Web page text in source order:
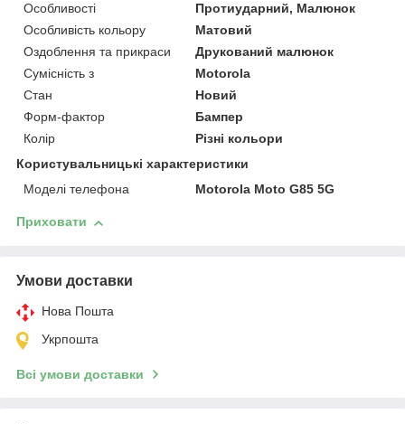
Особливості
Протиударний, Малюнок
Особливість кольору
Матовий
Оздоблення та прикраси
Друкований малюнок
Сумісність з
Motorola
Стан
Новий
Форм-фактор
Бампер
Колір
Різні кольори
Користувальницькі характеристики
Моделі телефона
Motorola Moto G85 5G
Приховати
Умови доставки
Нова Пошта
Укрпошта
Всі умови доставки